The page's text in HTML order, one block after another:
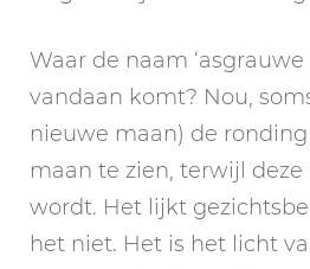
Waar de naam ‘asgrauwe
vandaan komt? Nou,
nieuwe maan) de
maan te zien, terwijl
wordt. Het lijkt
het niet. Het is het licht